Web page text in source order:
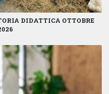
DIDATTICA OTTOBRE